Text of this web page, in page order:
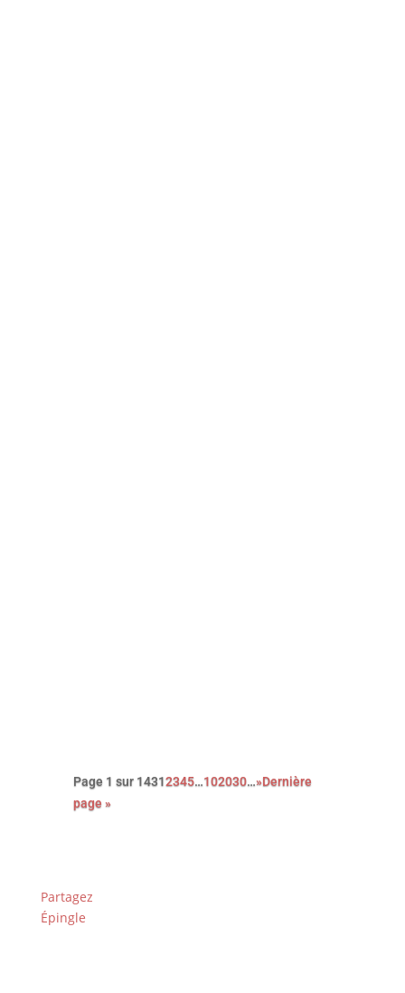
Page 1 sur 14312345…102030…»Dernière
page »
Partagez
Épingle